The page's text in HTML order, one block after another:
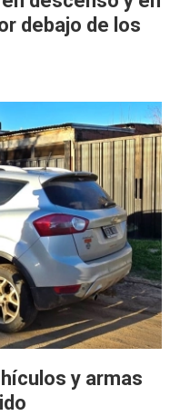
debajo de los
y armas